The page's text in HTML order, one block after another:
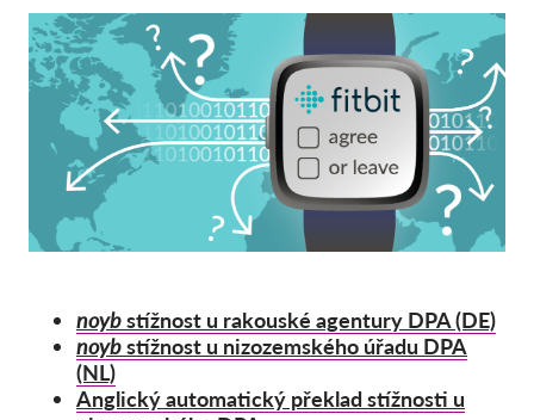
Kariéra
Hromadná žaloba
OnionShare
Média
Kontakt
GDPRhub
noybstížnost u rakouské agentury DPA (DE)
noybstížnost u nizozemského úřadu DPA
(NL)
Anglický automatický překlad stížnosti u